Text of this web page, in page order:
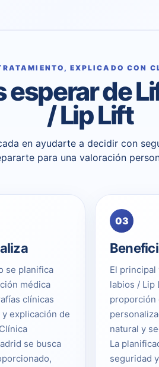
EXPLICADO CON
esperar de
/ Lip Lift
en ayudarte a decidir con
para una valoración
se planifica
médica
clínicas
explicación de
se busca
03
El
labios / Lip
proporción
natural y
La
seguridad